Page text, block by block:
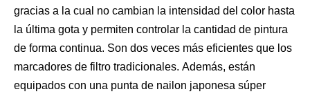
gracias a la cual no cambian la intensidad del color hasta
la última gota y permiten controlar la cantidad de pintura
de forma continua. Son dos veces más eficientes que los
marcadores de filtro tradicionales. Además, están
equipados con una punta de nailon japonesa súper